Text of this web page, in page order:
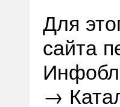
Для
сайта
→